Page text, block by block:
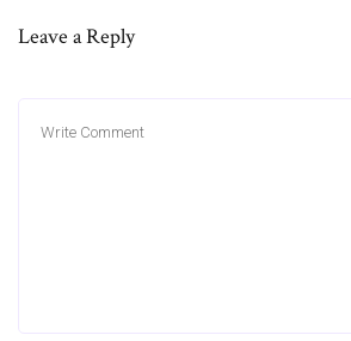
Leave a Reply